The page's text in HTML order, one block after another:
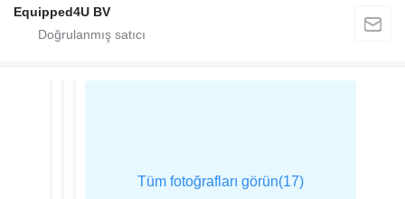
Equipped4U BV